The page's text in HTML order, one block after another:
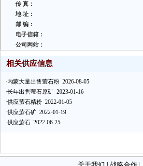
传 真：
地 址：
邮 编：
电子信箱：
公司网站：
相关供应信息
·内蒙大量出售萤石粉 2026-08-05
·长年出售萤石原矿 2023-01-16
·供应萤石精粉 2022-01-05
·供应萤石矿 2022-01-19
·供应萤石 2022-06-25